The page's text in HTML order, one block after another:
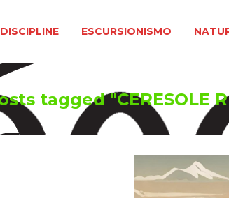
ESCURSIONISMO
tagged "CERESOLE